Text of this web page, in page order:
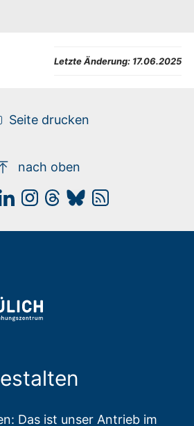
Letzte Änderung: 17.06.2025
Seite drucken
nach oben
Das ist unser Antrieb im